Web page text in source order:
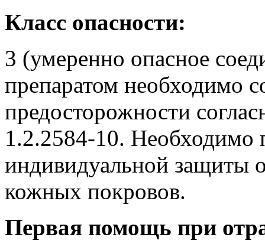
Класс опасности:
3 (умеренно опасное
препаратом необходимо
предосторожности
1.2.2584-10. Необходимо
индивидуальной защиты
кожных покровов.
Первая помощь при